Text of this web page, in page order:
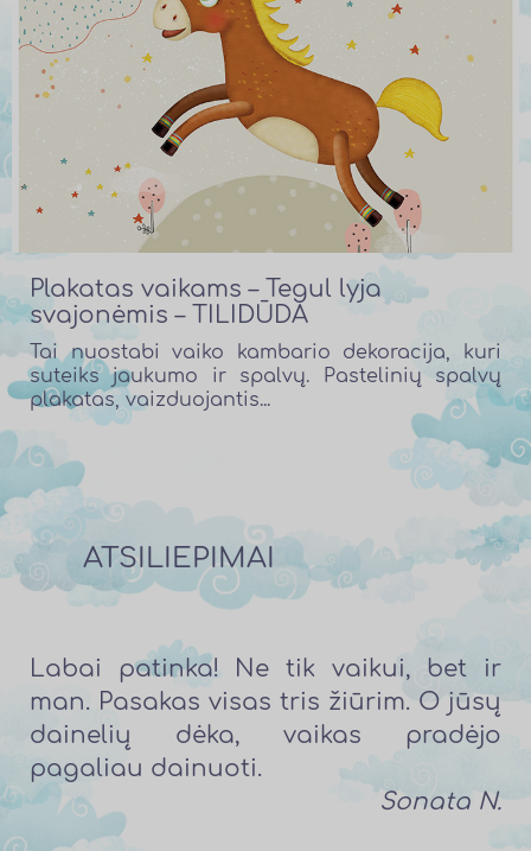
Plakatas vaikams – Tegul lyja
svajonėmis – TILIDŪDA
Tai nuostabi vaiko kambario dekoracija, kuri
suteiks jaukumo ir spalvų. Pastelinių spalvų
plakatas, vaizduojantis...
ATSILIEPIMAI
Labai patinka! Ne tik vaikui, bet ir
man. Pasakas visas tris žiūrim. O jūsų
dainelių dėka, vaikas pradėjo
pagaliau dainuoti.
Sonata N.